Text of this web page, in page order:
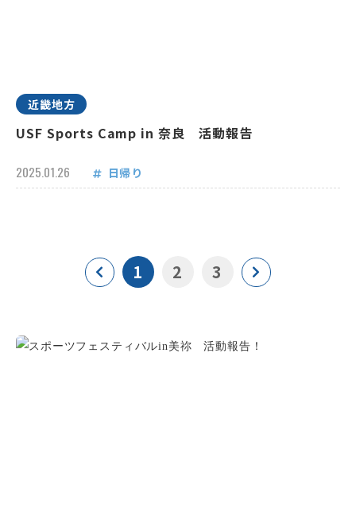
近畿地方
USF Sports Camp in 奈良 活動報告
2025.01.26 日帰り
1 2 3